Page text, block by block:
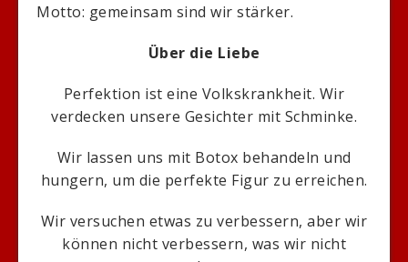
Motto: gemeinsam sind wir stärker.
Über die Liebe
Perfektion ist eine Volkskrankheit. Wir
verdecken unsere Gesichter mit Schminke.
Wir lassen uns mit Botox behandeln und
hungern, um die perfekte Figur zu erreichen.
Wir versuchen etwas zu verbessern, aber wir
können nicht verbessern, was wir nicht